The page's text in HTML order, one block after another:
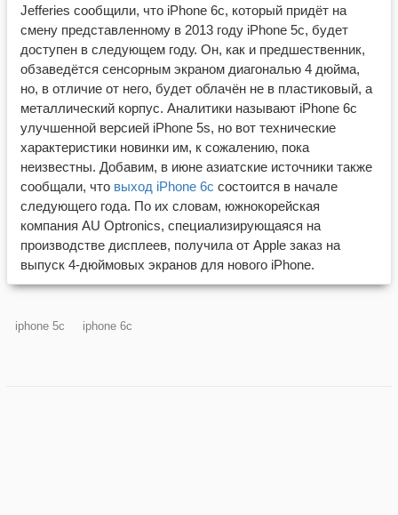
Jefferies сообщили, что iPhone 6c, который придёт на
смену представленному в 2013 году iPhone 5c, будет
доступен в следующем году. Он, как и предшественник,
обзаведётся сенсорным экраном диагональю 4 дюйма,
но, в отличие от него, будет облачён не в пластиковый, а
металлический корпус. Аналитики называют iPhone 6c
улучшенной версией iPhone 5s, но вот технические
характеристики новинки им, к сожалению, пока
неизвестны. Добавим, в июне азиатские источники также
сообщали, что выход iPhone 6c состоится в начале
следующего года. По их словам, южнокорейская
компания AU Optronics, специализирующаяся на
производстве дисплеев, получила от Apple заказ на
выпуск 4-дюймовых экранов для нового iPhone.
iphone 5c iphone 6c